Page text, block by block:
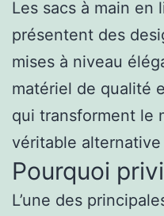
Les sacs à main en
présentent des
mises à niveau
matériel de qualité
qui transforment le
véritable
Pourquoi
L’une des